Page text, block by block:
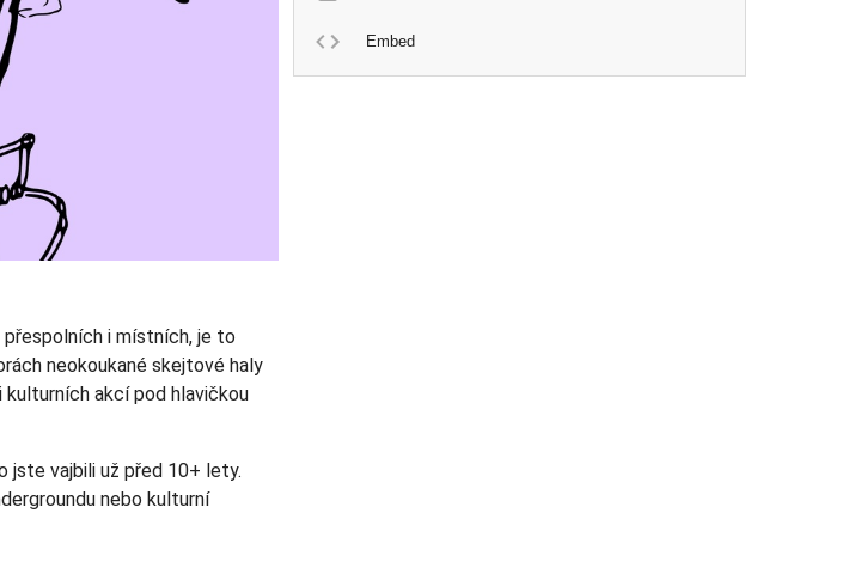
přespolních i místních, je to
neokoukané skejtové haly
akcí pod hlavičkou
jste vajbili už před 10+ lety.
nebo kulturní
Embed